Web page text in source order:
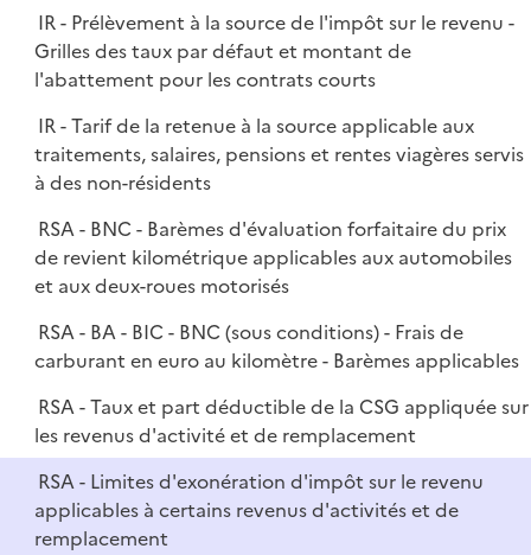
IR - Prélèvement à la source de l'impôt sur le revenu -
Grilles des taux par défaut et montant de
l'abattement pour les contrats courts
IR - Tarif de la retenue à la source applicable aux
traitements, salaires, pensions et rentes viagères servis
à des non-résidents
RSA - BNC - Barèmes d'évaluation forfaitaire du prix
de revient kilométrique applicables aux automobiles
et aux deux-roues motorisés
RSA - BA - BIC - BNC (sous conditions) - Frais de
carburant en euro au kilomètre - Barèmes applicables
RSA - Taux et part déductible de la CSG appliquée sur
les revenus d'activité et de remplacement
RSA - Limites d'exonération d'impôt sur le revenu
applicables à certains revenus d'activités et de
remplacement